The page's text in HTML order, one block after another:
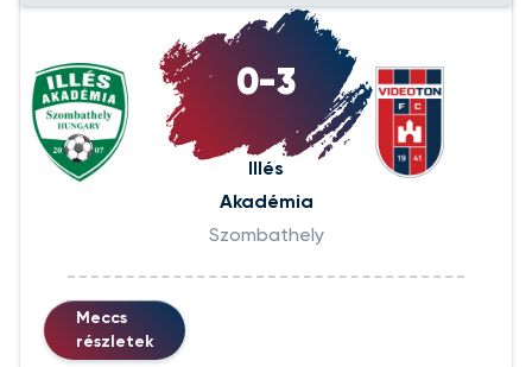
0-3
Illés
Akadémia
Szombathely
Meccs
részletek